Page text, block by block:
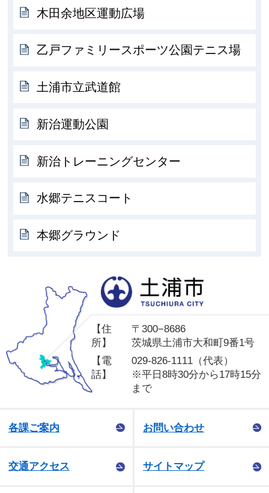
木田余地区運動広場
乙戸ファミリースポーツ公園テニス場
土浦市立武道館
新治運動公園
新治トレーニングセンター
水郷テニスコート
本郷グラウンド
【住
所】
〒300−8686
茨城県土浦市大和町9番1号
【電
話】
029-826-1111（代表）
※平日8時30分から17時15分
まで
各課ご案内 お問い合わせ
交通アクセス サイトマップ